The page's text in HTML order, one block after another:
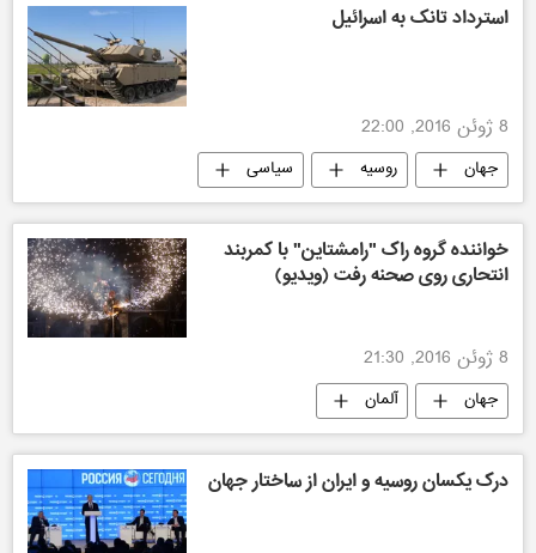
استرداد تانک به اسرائیل
8 ژوئن 2016, 22:00
جهان روسیه سیاسی
خواننده گروه راک "رامشتاین" با کمربند
انتحاری روی صحنه رفت (ویدیو)
8 ژوئن 2016, 21:30
جهان آلمان
درک یکسان روسیه و ایران از ساختار جهان